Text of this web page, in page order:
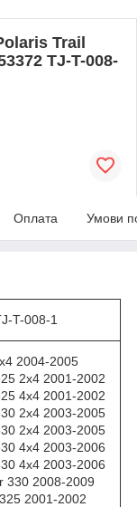
Trail
TJ-T-008-
Оплата Умови
T-008-1
2004-2005
2x4 2001-2002
4x4 2001-2002
2x4 2003-2005
2x4 2003-2005
4x4 2003-2006
4x4 2003-2006
330 2008-2009
2001-2002